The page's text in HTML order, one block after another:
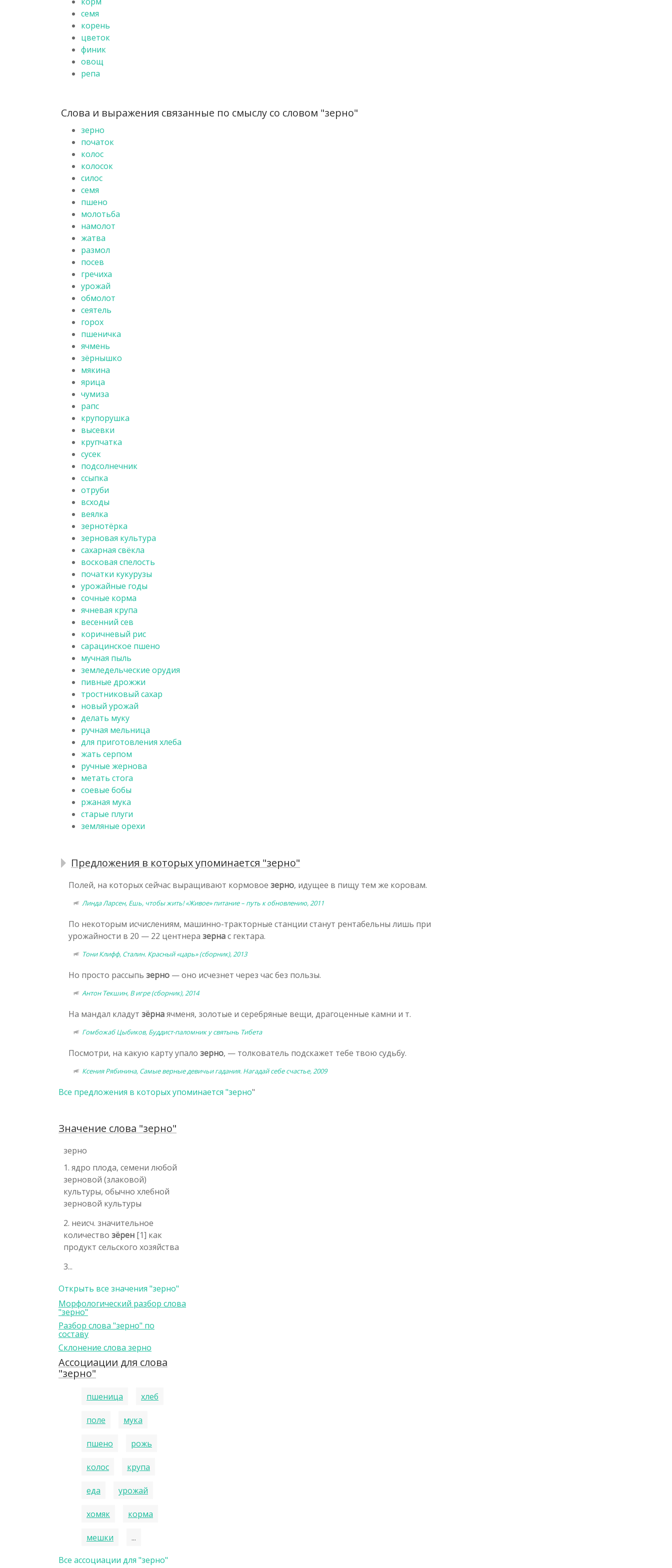
семя
корень
цветок
финик
овощ
репа
Слова и выражения связанные по смыслу со словом "зерно"
зерно
початок
колос
колосок
силос
семя
пшено
молотьба
намолот
жатва
размол
посев
гречиха
урожай
обмолот
сеятель
горох
пшеничка
ячмень
зёрнышко
мякина
ярица
чумиза
рапс
крупорушка
высевки
крупчатка
сусек
подсолнечник
ссыпка
отруби
всходы
веялка
зернотёрка
зерновая культура
сахарная свёкла
восковая спелость
початки кукурузы
урожайные годы
сочные корма
ячневая крупа
весенний сев
коричневый рис
сарацинское пшено
мучная пыль
земледельческие орудия
пивные дрожжи
тростниковый сахар
новый урожай
делать муку
ручная мельница
для приготовления хлеба
жать серпом
ручные жернова
метать стога
соевые бобы
ржаная мука
старые плуги
земляные орехи
Предложения в которых упоминается "зерно"
Полей, на которых сейчас выращивают кормовое зерно, идущее в пищу тем же коровам.
Линда Ларсен, Ешь, чтобы жить! «Живое» питание – путь к обновлению, 2011
По некоторым исчислениям, машинно-тракторные станции станут рентабельны лишь при
урожайности в 20 — 22 центнера зернас гектара.
Тони Клифф, Сталин. Красный «царь» (сборник), 2013
Но просто рассыпь зерно — оно исчезнет через час без пользы.
Антон Текшин, В игре (сборник), 2014
На мандал кладут зёрнаячменя, золотые и серебряные вещи, драгоценные камни и т.
Гомбожаб Цыбиков, Буддист-паломник у святынь Тибета
Посмотри, на какую карту упало зерно, — толкователь подскажет тебе твою судьбу.
Ксения Рябинина, Самые верные девичьи гадания. Нагадай себе счастье, 2009
Все предложения в которых упоминается "зерно"
Значение слова "зерно"
зерно
1. ядро плода, семени любой
зерновой (злаковой)
культуры, обычно хлебной
зерновой культуры
2. неисч. значительное
количество зёрен [1] как
продукт сельского хозяйства
3...
Открыть все значения "зерно"
Морфологический разбор слова
"зерно"
Разбор слова "зерно" по
составу
Склонение слова зерно
Ассоциации для слова
"зерно"
пшеница хлеб
поле мука
пшено рожь
колос крупа
еда урожай
хомяк корма
мешки ...
Все ассоциации для "зерно"